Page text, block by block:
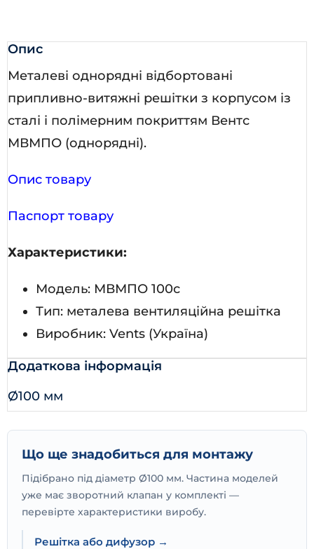
Опис
Металеві однорядні відбортовані
припливно-витяжні решітки з корпусом із
сталі і полімерним покриттям Вентс
МВМПО (однорядні).
Опис товару
Паспорт товару
Характеристики:
Модель: МВМПО 100с
Тип: металева вентиляційна решітка
Виробник: Vents (Україна)
Додаткова інформація
Ø100 мм
Що ще знадобиться для монтажу
Підібрано під діаметр Ø100 мм. Частина моделей
уже має зворотний клапан у комплекті —
перевірте характеристики виробу.
Решітка або дифузор →